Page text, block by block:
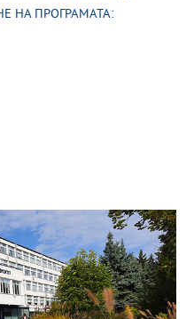
НА ПРОГРАМАТА: